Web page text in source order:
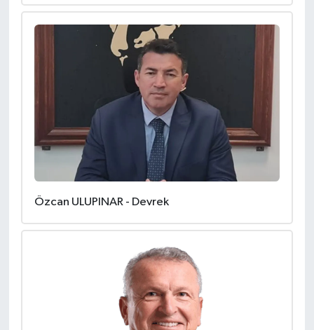
Özcan ULUPINAR - Devrek